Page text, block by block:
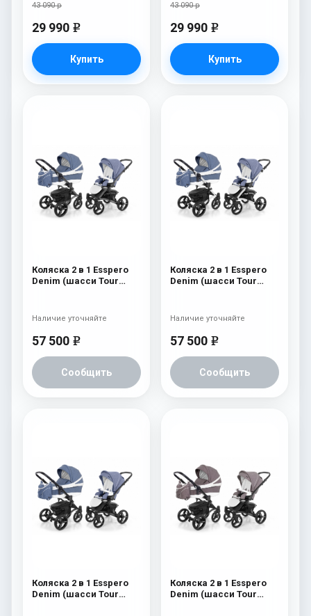
43 090 р
29 990 e
Купить
43 090 р
29 990 e
Купить
Коляска 2 в 1 Esspero
Denim (шасси Tour
57 500 e
Сообщить
Наличие уточняйте
Коляска 2 в 1 Esspero
Denim (шасси Tour
57 500 e
Сообщить
Наличие уточняйте
Коляска 2 в 1 Esspero
Denim (шасси Tour
Коляска 2 в 1 Esspero
Denim (шасси Tour